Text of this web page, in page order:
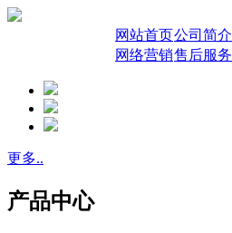
网站首页公司简介
网络营销售后服务
更多..
产品中心